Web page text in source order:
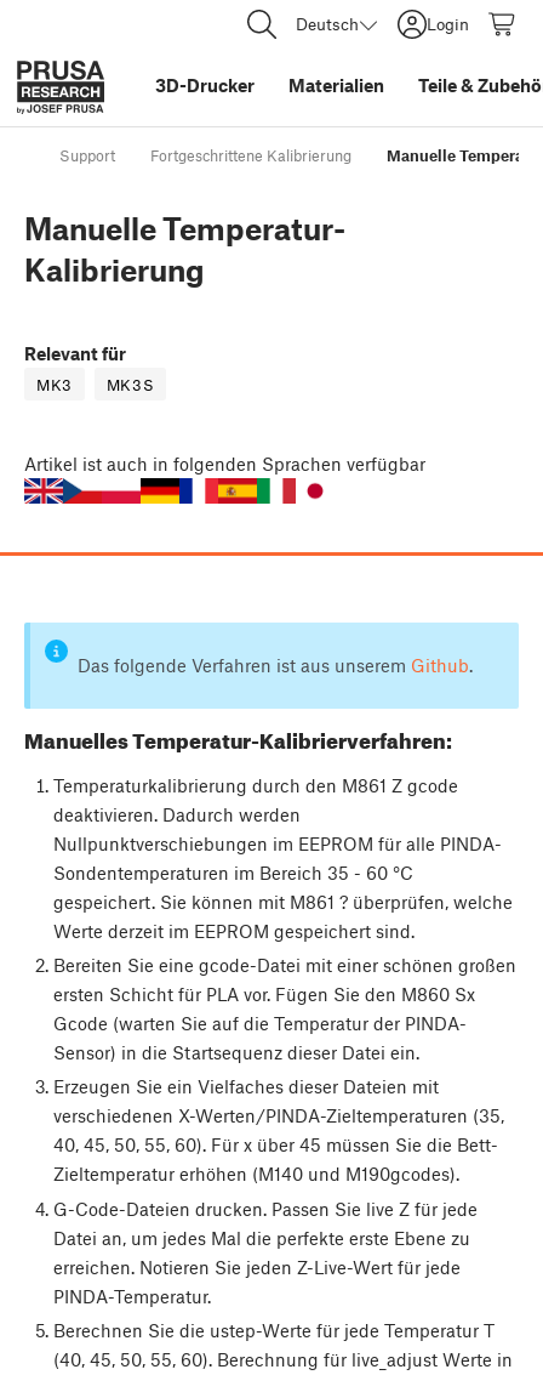
Deutsch Login
3D-Drucker Materialien Teile&
Support Fortgeschrittene Kalibrierung Manuelle
Manuelle Temperatur-
Kalibrierung
Relevant für
MK3 MK3S
Artikel ist auch in folgenden Sprachen verfügbar
Das folgende Verfahren ist aus unserem Github.
Manuelles Temperatur-Kalibrierverfahren:
Temperaturkalibrierung durch den M861 Z gcode
deaktivieren. Dadurch werden
Nullpunktverschiebungen im EEPROM für alle PINDA-
Sondentemperaturen im Bereich 35 - 60 °C
gespeichert. Sie können mit M861 ? überprüfen, welche
Werte derzeit im EEPROM gespeichert sind.
Bereiten Sie eine gcode-Datei mit einer schönen großen
ersten Schicht für PLA vor. Fügen Sie den M860 Sx
Gcode (warten Sie auf die Temperatur der PINDA-
Sensor) in die Startsequenz dieser Datei ein.
Erzeugen Sie ein Vielfaches dieser Dateien mit
verschiedenen X-Werten/PINDA-Zieltemperaturen (35,
40, 45, 50, 55, 60). Für x über 45 müssen Sie die Bett-
Zieltemperatur erhöhen (M140 und M190gcodes).
G-Code-Dateien drucken. Passen Sie live Z für jede
Datei an, um jedes Mal die perfekte erste Ebene zu
erreichen. Notieren Sie jeden Z-Live-Wert für jede
PINDA-Temperatur.
Berechnen Sie die ustep-Werte für jede Temperatur T
(40, 45, 50, 55, 60). Berechnung für live_adjust Werte in